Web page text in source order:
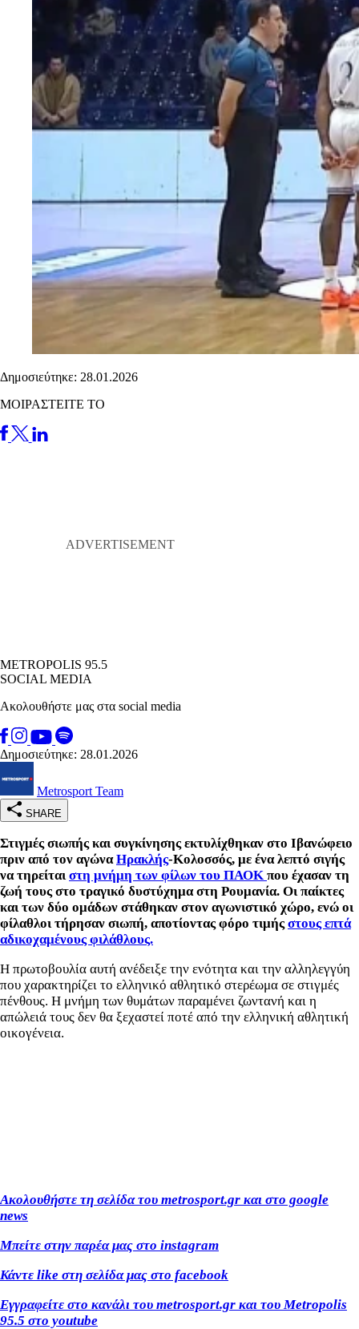
Δημοσιεύτηκε: 28.01.2026
ΜΟΙΡΑΣΤΕΙΤΕ ΤΟ
METROPOLIS 95.5
SOCIAL MEDIA
Ακολουθήστε μας στα social media
Δημοσιεύτηκε: 28.01.2026
Metrosport Team
SHARE
Στιγμές σιωπής και συγκίνησης εκτυλίχθηκαν στο Ιβανώφειο
πριν από τον αγώναΗρακλής-Κολοσσός, με ένα λεπτό σιγής
να τηρείταιστη μνήμη των φίλων του ΠΑΟΚ που έχασαν τη
ζωή τους στο τραγικό δυστύχημα στη Ρουμανία. Οι παίκτες
και των δύο ομάδων στάθηκαν στον αγωνιστικό χώρο, ενώ οι
φίλαθλοι τήρησαν σιωπή, αποτίοντας φόρο τιμήςστους επτά
αδικοχαμένους φιλάθλους.
Η πρωτοβουλία αυτή ανέδειξε την ενότητα και την αλληλεγγύη
που χαρακτηρίζει το ελληνικό αθλητικό στερέωμα σε στιγμές
πένθους. Η μνήμη των θυμάτων παραμένει ζωντανή και η
απώλειά τους δεν θα ξεχαστεί ποτέ από την ελληνική αθλητική
οικογένεια.
Ακολουθήστε τη σελίδα του metrosport.gr και στο google
news
Μπείτε στην παρέα μας στο instagram
Κάντε like στη σελίδα μας στο facebook
Εγγραφείτε στο κανάλι του metrosport.gr και του Metropolis
95.5 στο youtube